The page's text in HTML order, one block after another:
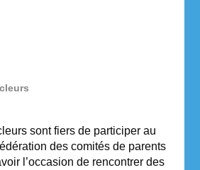
sont fiers de participer au
des comités de parents
l’occasion de rencontrer des